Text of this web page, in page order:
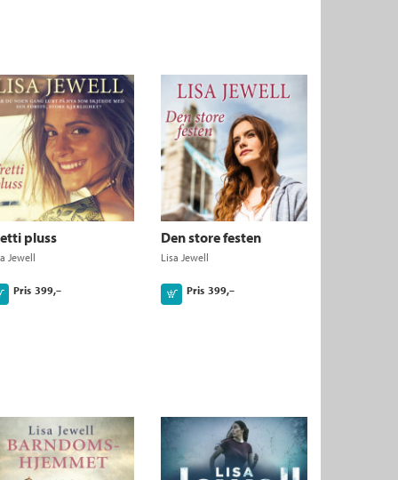
pluss
Jewell
Pris 399,–
Kjøp
Den store festen
Lisa Jewell
Pris 399,–
Kjøp